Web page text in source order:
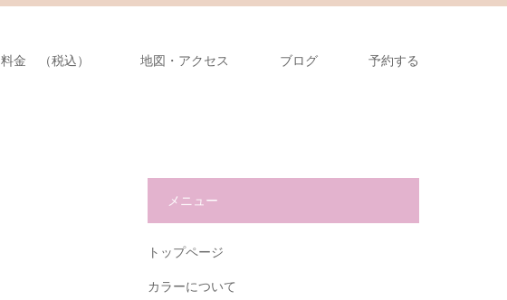
料金 （税込） 地図・アクセス ブログ 予約する
メニュー
トップページ
カラーについて